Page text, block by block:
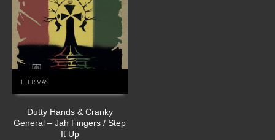
LEER MÁS
Dutty Hands & Cranky
General ‎– Jah Fingers / Step
It Up